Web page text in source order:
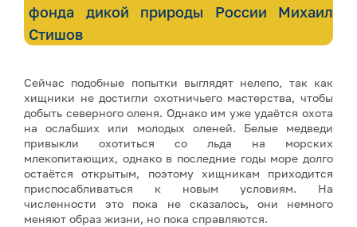
фонда дикой природы России Михаил
Стишов
Сейчас подобные попытки выглядят нелепо, так как
хищники не достигли охотничьего мастерства, чтобы
добыть северного оленя. Однако им уже удаётся охота
на ослабших или молодых оленей. Белые медведи
привыкли охотиться со льда на морских
млекопитающих, однако в последние годы море долго
остаётся открытым, поэтому хищникам приходится
приспосабливаться к новым условиям. На
численности это пока не сказалось, они немного
меняют образ жизни, но пока справляются.